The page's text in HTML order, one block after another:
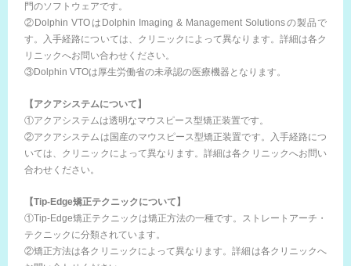
門のソフトウェアです。
②Dolphin VTOはDolphin Imaging & Management Solutionsの製品で
す。入手経路については、クリニックによって異なります。詳細は各ク
リニックへお問い合わせください。
③Dolphin VTOは厚生労働省の未承認の医療機器となります。
【アクアシステムについて】
①アクアシステムは透明なマウスピース型矯正装置です。
②アクアシステムは国産のマウスピース型矯正装置です。入手経路につ
いては、クリニックによって異なります。詳細は各クリニックへお問い
合わせください。
【Tip-Edge矯正テクニックについて】
①Tip-Edge矯正テクニックは矯正方法の一種です。ストレートアーチ・
テクニックに分類されています。
②矯正方法は各クリニックによって異なります。詳細は各クリニックへ